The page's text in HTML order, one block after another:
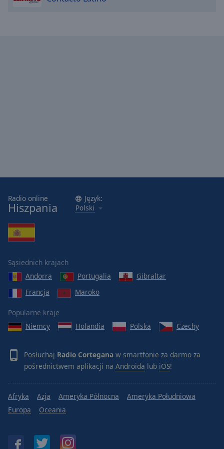
Family
Reset
Done
Dialog
End
dialog
window.
Radio online
Hiszpania
Język:
Polski
Sąsiednich krajach
Andorra
Portugalia
Gibraltar
Francja
Maroko
Popularne kraje
Niemcy
Holandia Polska Czechy
Posłuchaj Radio Cortegana w smartfonie za darmo za
pośrednictwem aplikacji na Androida lub iOS!
Afryka Azja Ameryka Północna
Ameryka Południowa
Europa
Oceania